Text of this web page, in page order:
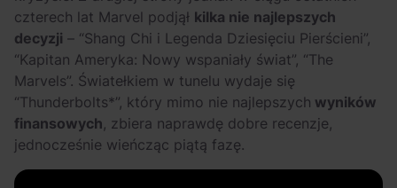
czterech lat Marvel podjął kilka nie najlepszych
decyzji – “Shang Chi i Legenda Dziesięciu Pierścieni”,
“Kapitan Ameryka: Nowy wspaniały świat”, “The
Marvels”. Światełkiem w tunelu wydaje się
“Thunderbolts*”, który mimo nie najlepszych wyników
finansowych , zbiera naprawdę dobre recenzje,
jednocześnie wieńcząc piątą fazę.